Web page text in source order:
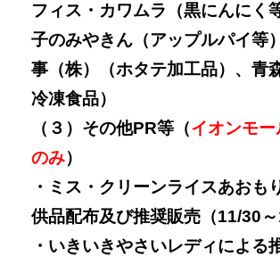
フィス・カワムラ（黒にんにく
子のみやきん（アップルパイ等
事（株）（ホタテ加工品）、青
冷凍食品）
（３）その他PR等（イオンモー
のみ）
・ミス・クリーンライスあおも
供品配布及び推奨販売（11/30～
・いきいきやさいレディによる